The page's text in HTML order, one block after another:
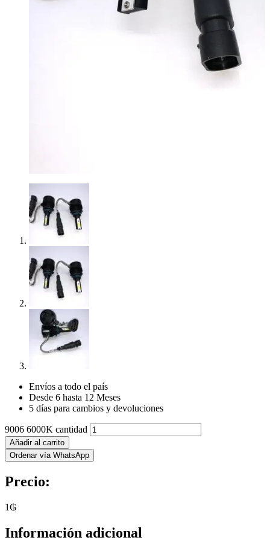
Envíos a todo el país
Desde 6 hasta 12 Meses
5 días para cambios y devoluciones
9006 6000K cantidad
Añadir al carrito
Ordenar vía WhatsApp
Precio:
1₲
Información adicional